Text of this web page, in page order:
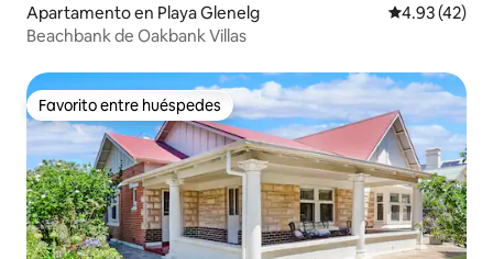
Apartamento en Playa Glenelg Calificación
4.93 (42)
Beachbank de Oakbank Villas
Favorito entre huéspedes
Favorito entre huéspedes